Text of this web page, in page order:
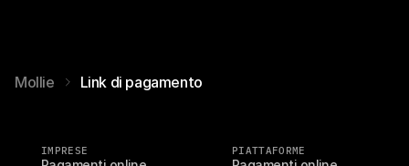
Mollie Link di pagamento
IMPRESE PIATTAFORME